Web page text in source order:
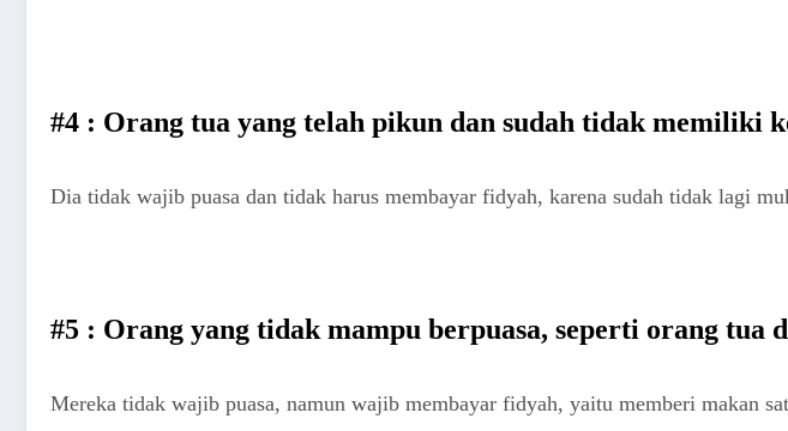
#4 : Orang tua yang telah pikun dan sudah tidak memiliki
Dia tidak wajib puasa dan tidak harus membayar fidyah, karena sudah tidak lagi
#5 : Orang yang tidak mampu berpuasa, seperti orang tua
Mereka tidak wajib puasa, namun wajib membayar fidyah, yaitu memberi makan